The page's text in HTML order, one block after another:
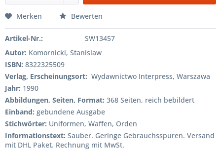
Merken Bewerten
Artikel-Nr.:
SW13457
Autor: Komornicki, Stanislaw
ISBN: 8322325509
Verlag, Erscheinungsort: Wydawnictwo Interpress, Warszawa
Jahr: 1990
Abbildungen, Seiten, Format: 368 Seiten, reich bebildert
Einband: gebundene Ausgabe
Stichwörter: Uniformen, Waffen, Orden
Informationstext: Sauber. Geringe Gebrauchsspuren. Versand
mit DHL Paket. Rechnung mit MwSt.